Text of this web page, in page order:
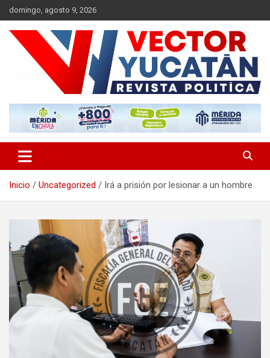
Saltar
al
contenido
domingo, agosto 9, 2026
Vector Yucatán
Inicio Uncategorized Irá a prisión por lesionar a un hombre